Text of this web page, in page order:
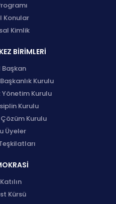
Konular
Kimlik
BİRİMLERİ
Başkan
Kurulu
Yönetim Kurulu
Kurulu
Kurulu
Üyeler
Kürsü